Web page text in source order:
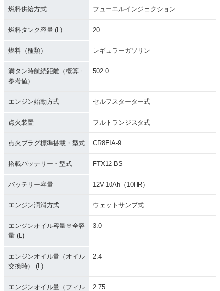
燃料供給方式 フューエルインジェクション
燃料タンク容量 (L) 20
燃料（種類） レギュラーガソリン
満タン時航続距離（概算・
参考値）
502.0
エンジン始動方式 セルフスターター式
点火装置 フルトランジスタ式
点火プラグ標準搭載・型式 CR8EIA-9
搭載バッテリー・型式 FTX12-BS
バッテリー容量 12V-10Ah（10HR）
エンジン潤滑方式 ウェットサンプ式
エンジンオイル容量※全容
量 (L)
3.0
エンジンオイル量（オイル
交換時） (L)
2.4
エンジンオイル量（フィル
2.75